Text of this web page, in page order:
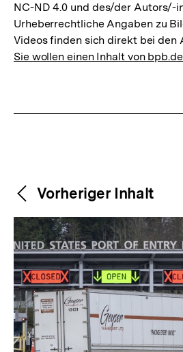
NC-ND 4.0 und des/der Autors/-
Urheberrechtliche Angaben zu
Videos finden sich direkt bei den
Sie wollen einen Inhalt von
Weitere
Inhalte
Content-
Navigation
Vorheriger Inhalt